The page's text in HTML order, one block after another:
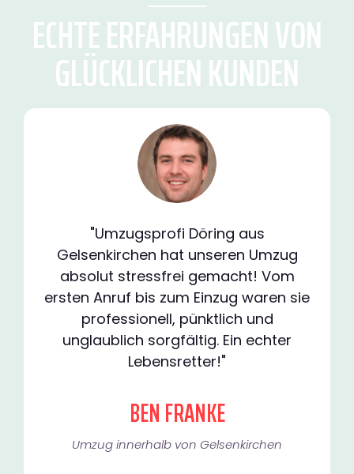
ECHTE ERFAHRUNGEN VON
GLÜCKLICHEN KUNDEN
"Umzugsprofi Döring aus
Gelsenkirchen hat unseren Umzug
absolut stressfrei gemacht! Vom
ersten Anruf bis zum Einzug waren sie
professionell, pünktlich und
unglaublich sorgfältig. Ein echter
Lebensretter!"
BEN FRANKE
Umzug innerhalb von Gelsenkirchen​